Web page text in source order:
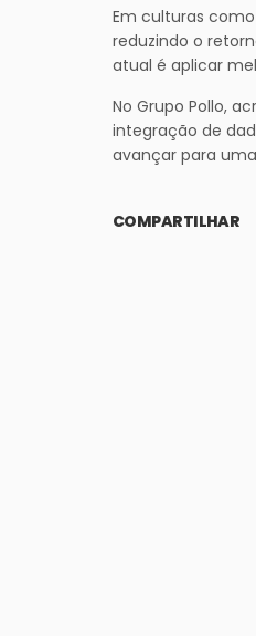
Em culturas
reduzindo o
atual é aplicar
No Grupo Pollo,
integração de
avançar para
COMPARTILHAR